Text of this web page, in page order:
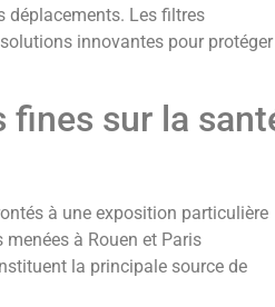
déplacements. Les filtres
innovantes pour protéger
fines sur la
à une exposition particulière
à Rouen et Paris
la principale source de